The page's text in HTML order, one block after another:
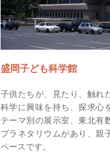
盛岡子ども科学館
子供たちが、見たり、触れ
科学に興味を持ち、探求心
テーマ別の展示室、東北有
プラネタリウムがあり、親
ペースです。